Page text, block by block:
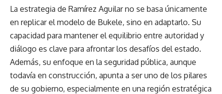
La estrategia de Ramírez Aguilar no se basa únicamente
en replicar el modelo de Bukele, sino en adaptarlo. Su
capacidad para mantener el equilibrio entre autoridad y
diálogo es clave para afrontar los desafíos del estado.
Además, su enfoque en la seguridad pública, aunque
todavía en construcción, apunta a ser uno de los pilares
de su gobierno, especialmente en una región estratégica